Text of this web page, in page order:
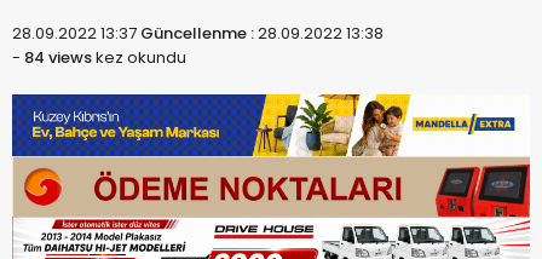
28.09.2022 13:37 Güncellenme :28.09.2022 13:38
- 84 viewskez okundu